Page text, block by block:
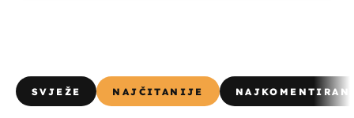
SVJEŽE NAJČITANIJE